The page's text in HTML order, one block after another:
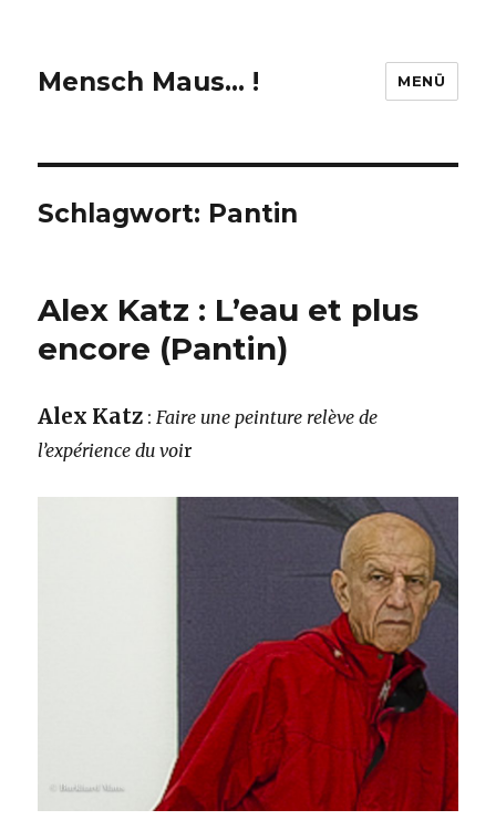
Mensch Maus… ! MENÜ
Schlagwort: Pantin
Alex Katz : L’eau et plus
encore (Pantin)
Alex Katz :Faire une peinture relève de
l’expérience du voir